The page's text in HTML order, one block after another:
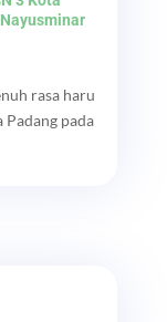
rasa haru
pada